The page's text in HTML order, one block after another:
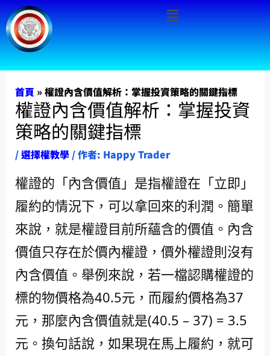
跳
至
主
要
Menu
首頁 » 權證內含價值解析：掌握投資策略的關鍵指標
權證內含價值解析：掌握投資
策略的關鍵指標
/選擇權教學/ 作者: Happy Trader
權證的「內含價值」是指權證在「立即」
履約的情況下，可以拿回來的利潤。簡單
來說，就是權證目前所蘊含的價值。內含
價值只存在於價內權證，價外權證則沒有
內含價值。舉例來說，若一檔認購權證的
標的物價格為40.5元，而履約價格為37
元，那麼內含價值就是(40.5 – 37) = 3.5
元。換句話說，如果現在馬上履約，就可